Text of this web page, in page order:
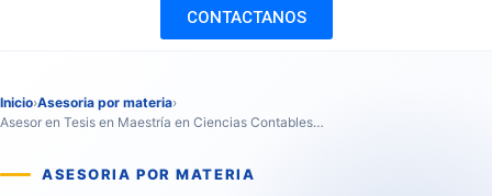
CONTACTANOS
Inicio›Asesoria por materia›
Asesor en Tesis en Maestría en Ciencias Contables…
ASESORIA POR MATERIA